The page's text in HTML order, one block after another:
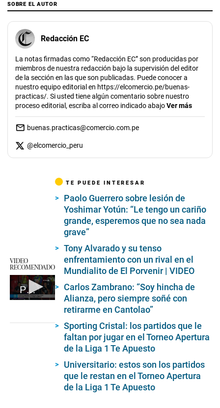
SOBRE EL AUTOR
Redacción EC
La notas firmadas como “Redacción EC” son producidas por
miembros de nuestra redacción bajo la supervisión del editor
de la sección en las que son publicadas. Puede conocer a
nuestro equipo editorial en https://elcomercio.pe/buenas-
practicas/. Si usted tiene algún comentario sobre nuestro
proceso editorial, escriba al correo indicado abajoVer más
buenas.practicas@comercio.com.pe
@elcomercio_peru
VIDEO
RECOMENDADO
Próxima convocatoria de Fossati
TE PUEDE INTERESAR
Paolo Guerrero sobre lesión de
Yoshimar Yotún: “Le tengo un cariño
grande, esperemos que no sea nada
grave”
Tony Alvarado y su tenso
enfrentamiento con un rival en el
Mundialito de El Porvenir | VIDEO
Carlos Zambrano: “Soy hincha de
Alianza, pero siempre soñé con
retirarme en Cantolao”
Sporting Cristal: los partidos que le
faltan por jugar en el Torneo Apertura
de la Liga 1 Te Apuesto
Universitario: estos son los partidos
que le restan en el Torneo Apertura
de la Liga 1 Te Apuesto